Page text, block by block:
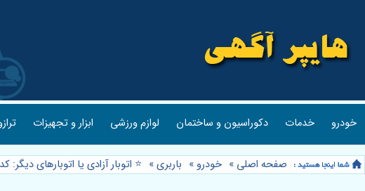
خودرو خدمات دکوراسیون و ساختمان لوازم ورزشی ابزار و تجهیزات
صفحه اصلی » خودرو » باربری» ⭐️ اتوبار آزادی یا اتوبارهای